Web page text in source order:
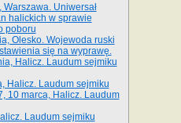
Uniwersał
halickich w sprawie
poboru
Olesko. Wojewoda ruski
się na wyprawę.
Halicz. Laudum sejmiku
Halicz. Laudum sejmiku
10 marca, Halicz. Laudum
Laudum sejmiku